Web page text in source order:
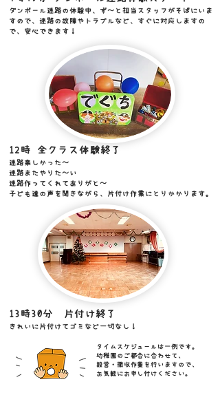
ダンボール迷路の体験中、ず〜と担当スタッフがそばにいま
すので、迷路の故障やトラブルなど、すぐに対応しますの
で、安心できます！
12時 全クラス体験終了
迷路楽しかった〜
迷路またやりた〜い
迷路作ってくれてありがと〜
​子ども達の声を聞きながら、片付け作業にとりかかります。
13時30分 片付け終了
きれいに片付けてゴミなど一切なし！​
タイムスケジュールは一例です。
幼稚園のご都合に合わせて、
設営・撤収作業を行いますので、
​お気軽にお申し付けください。